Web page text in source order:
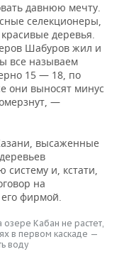
давнюю мечту.
селекционеры,
деревья.
Шабуров жил и
все называем
15 — 18, по
они выносят минус
—
высаженные
систему и, кстати,
на
фирмой.
озере Кабан не растет,
в первом каскаде —
воду